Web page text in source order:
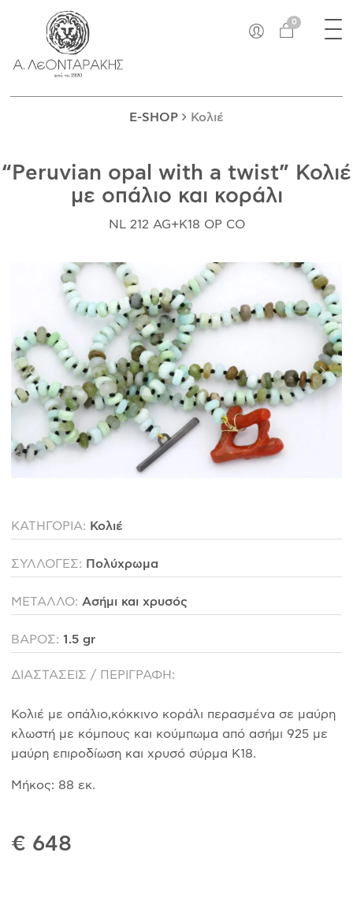
0 ×
E-SHOP
ΜΟΝΑΔΙΚΆ
ΒΡΑΧΙΌΛΙΑ
ΚΑΡΦΊΤΣΕΣ
ΣΚΟΥΛΑΡΊΚΙΑ
ΜΑΝΙΚΕΤΌΚΟΥΜΠΑ
ΓΟΎΡΙΑ
ΑΝΤΙΚΕΊΜΕΝΑ
ΙΣΤΟΡΊΑ
Η ΣΧΕΔΙΆΣΤΡΙΑ
ΤΙ ΣΗΜΑΊΝΕΙ ΤΟ ΚΌΣΜΗΜΑ ΓΙΑ ΜΑΣ ;
ΚΑΤΑΣΤΉΜΑΤΑ
Ο ΛΟΓΑΡΙΑΣΜΌΣ ΜΟΥ
ΑΠΟΣΤΟΛΈΣ/ΕΠΙΣΤΡΟΦΈΣ
ΠΟΛΙΤΙΚΉ ΑΠΟΡΡΉΤΟΥ
E-SHOP Κολιέ
“Peruvian opal with a twist” Κολιέ
με οπάλιο και κοράλι
NL 212 AG+K18 OP CO
ΚΑΤΗΓΟΡΙΑ: Κολιέ
ΣΥΛΛΟΓΕΣ: Πολύχρωμα
ΜΕΤΑΛΛΟ: Ασήμι και χρυσός
ΒΑΡΟΣ: 1.5 gr
ΔΙΑΣΤΑΣΕΙΣ / ΠΕΡΙΓΡΑΦΗ:
Κολιέ με οπάλιο,κόκκινο κοράλι περασμένα σε μαύρη
κλωστή με κόμπους και κούμπωμα από ασήμι 925 με
μαύρη επιροδίωση και χρυσό σύρμα Κ18.
Μήκος: 88 εκ.
€ 648